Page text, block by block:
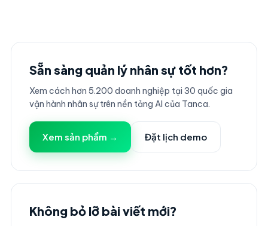
Sẵn sàng quản lý nhân sự tốt hơn?
Xem cách hơn 5.200 doanh nghiệp tại 30 quốc gia
vận hành nhân sự trên nền tảng AI của Tanca.
Xem sản phẩm → Đặt lịch demo
Không bỏ lỡ bài viết mới?